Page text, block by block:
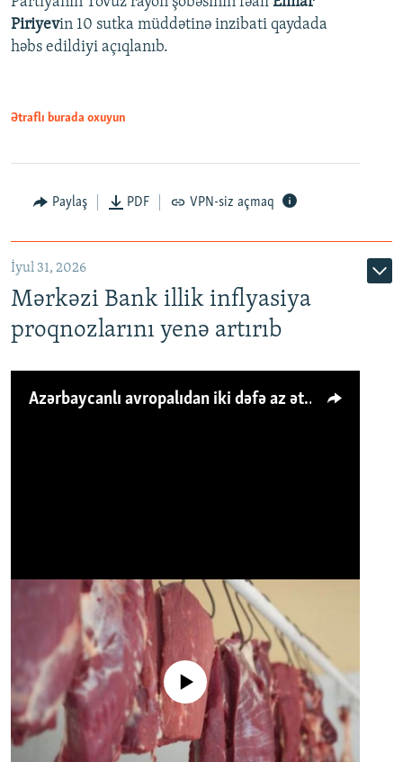
Piriyevin 10 sutka müddətinə inzibati qaydada
həbs edildiyi açıqlanıb.
Ətraflı burada oxuyun
Paylaş PDF VPN-siz açmaq
İyul 31, 2026
Mərkəzi Bank illik inflyasiya
proqnozlarını yenə artırıb
Azərbaycanlı avropalıdan iki dəfə az ət yeyir, amma... 'Qiymət artımı qaçılmazdır'
No media source currently available